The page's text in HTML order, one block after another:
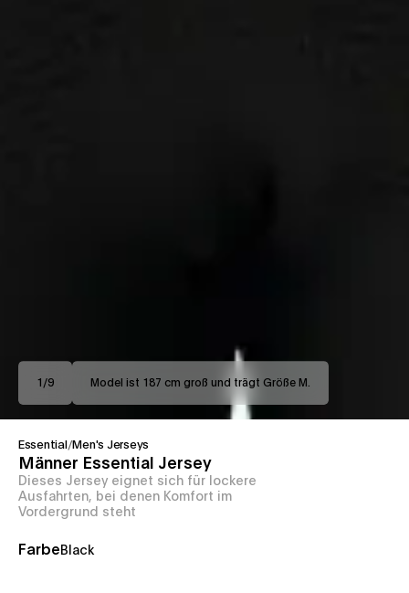
1 /9 Model ist 187 cm groß und trägt Größe M.
Essential /Men's Jerseys
Männer Essential Jersey
Dieses Jersey eignet sich für lockere
Ausfahrten, bei denen Komfort im
Vordergrund steht
Farbe Black